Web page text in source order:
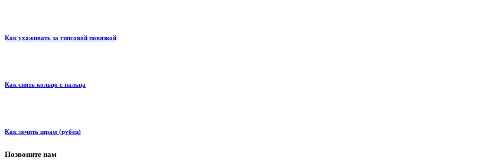
Как ухаживать за гипсовой повязкой
Как снять кольцо с пальца
Как лечить шрам (рубец)
Позвоните нам